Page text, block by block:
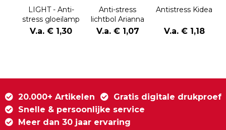
LIGHT - Anti-
stress gloeilamp
V.a. € 1,30
Anti-stress
lichtbol Arianna
V.a. € 1,07
Antistress Kidea
V.a. € 1,18
20.000+ Artikelen
Gratis digitale drukproef
Snelle & persoonlijke service
Meer dan 30 jaar ervaring